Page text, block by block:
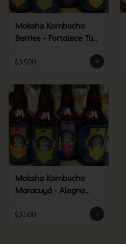
Moksha Kombucha
Berries - Fortalece Tu
$3.500
Moksha Kombucha
Maracuyá - Alegria
$3.500